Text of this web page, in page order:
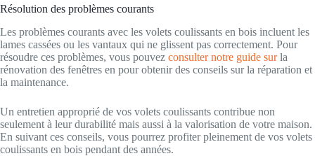
Résolution des problèmes courants
Les problèmes courants avec les volets coulissants en bois incluent les
lames cassées ou les vantaux qui ne glissent pas correctement. Pour
résoudre ces problèmes, vous pouvez consulter notre guide surla
rénovation des fenêtres en pour obtenir des conseils sur la réparation et
la maintenance.
Un entretien approprié de vos volets coulissants contribue non
seulement à leur durabilité mais aussi à la valorisation de votre maison.
En suivant ces conseils, vous pourrez profiter pleinement de vos volets
coulissants en bois pendant des années.